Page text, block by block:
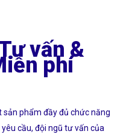
vấn &
phí
phẩm đầy đủ chức năng
cầu, đội ngũ tư vấn của